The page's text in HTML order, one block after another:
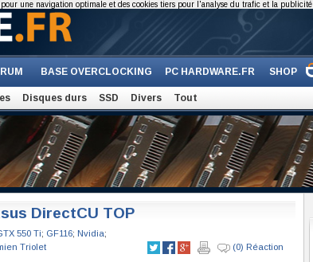
BASE OVERCLOCKING PC HARDWARE.FR SHOP
Disques durs SSD Divers Tout
DirectCU TOP
550 Ti; GF116; Nvidia;
Triolet (0) Réaction
une navigation optimale et des cookies tiers pour l'analyse du trafic et la publicité